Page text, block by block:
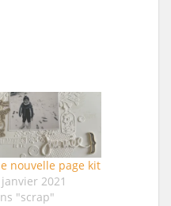
nouvelle page kit
2021
"scrap"